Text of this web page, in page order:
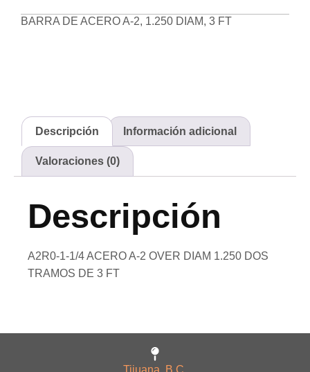
BARRA DE ACERO A-2, 1.250 DIAM, 3 FT
Descripción Información adicional
Valoraciones (0)
Descripción
A2R0-1-1/4 ACERO A-2 OVER DIAM 1.250 DOS
TRAMOS DE 3 FT